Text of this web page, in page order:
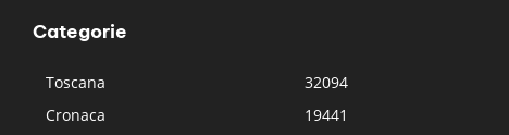
Categorie
Toscana
32094
Cronaca
19441